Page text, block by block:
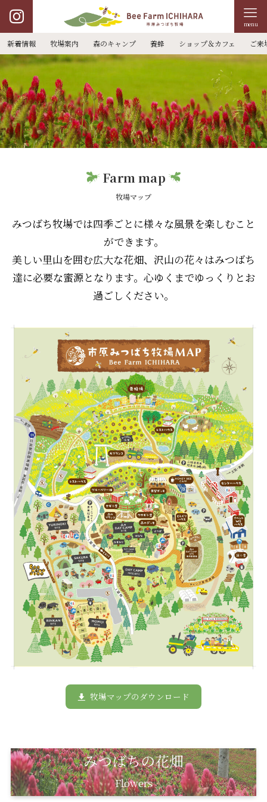
menu
新着情報 牧場案内 森のキャンプ 養蜂 ショップ＆カフェ ご来
Farm map
牧場マップ
みつばち牧場では四季ごとに様々な風景を楽しむこと
ができます。
美しい里山を囲む広大な花畑、沢山の花々はみつばち
達に必要な蜜源となります。心ゆくまでゆっくりとお
過ごしください。
牧場マップのダウンロード
みつばちの花畑
Flowers